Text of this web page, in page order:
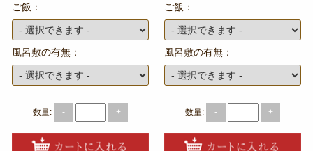
ご飯：
風呂敷の有無：
数量: - +
ご飯：
風呂敷の有無：
数量: - +